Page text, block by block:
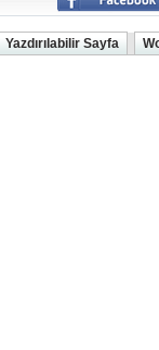
Yazdırılabilir Sayfa